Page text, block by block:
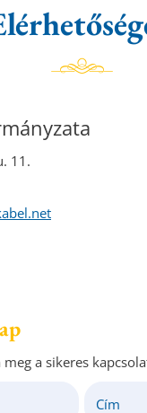
11.
a sikeres
Cím